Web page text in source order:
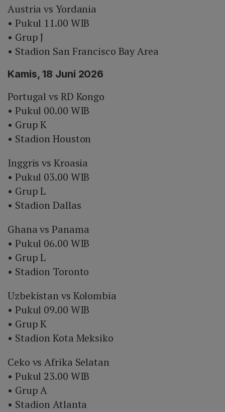
Austria vs Yordania
• Pukul 11.00 WIB
• Grup J
• Stadion San Francisco Bay Area
Kamis, 18 Juni 2026
Portugal vs RD Kongo
• Pukul 00.00 WIB
• Grup K
• Stadion Houston
Inggris vs Kroasia
• Pukul 03.00 WIB
• Grup L
• Stadion Dallas
Ghana vs Panama
• Pukul 06.00 WIB
• Grup L
• Stadion Toronto
Uzbekistan vs Kolombia
• Pukul 09.00 WIB
• Grup K
• Stadion Kota Meksiko
Ceko vs Afrika Selatan
• Pukul 23.00 WIB
• Grup A
• Stadion Atlanta